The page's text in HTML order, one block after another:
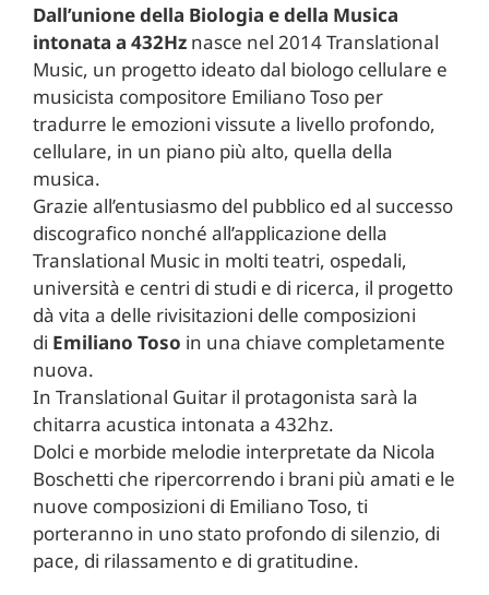
Dall’unione della Biologia e della Musica
intonata a 432Hznasce nel 2014 Translational
Music, un progetto ideato dal biologo cellulare e
musicista compositore Emiliano Toso per
tradurre le emozioni vissute a livello profondo,
cellulare, in un piano più alto, quella della
musica.
Grazie all’entusiasmo del pubblico ed al successo
discografico nonché all’applicazione della
Translational Music in molti teatri, ospedali,
università e centri di studi e di ricerca, il progetto
dà vita a delle rivisitazioni delle composizioni
di Emiliano Toso in una chiave completamente
nuova.
In Translational Guitar il protagonista sarà la
chitarra acustica intonata a 432hz.
Dolci e morbide melodie interpretate da Nicola
Boschetti che ripercorrendo i brani più amati e le
nuove composizioni di Emiliano Toso, ti
porteranno in uno stato profondo di silenzio, di
pace, di rilassamento e di gratitudine.